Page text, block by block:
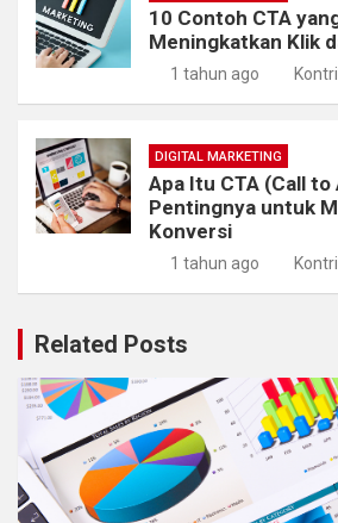
10 Contoh CTA
Meningkatkan Klik
1 tahun ago
DIGITAL MARKETING
Apa Itu CTA (Call
Pentingnya untuk
Konversi
1 tahun ago
Related Posts